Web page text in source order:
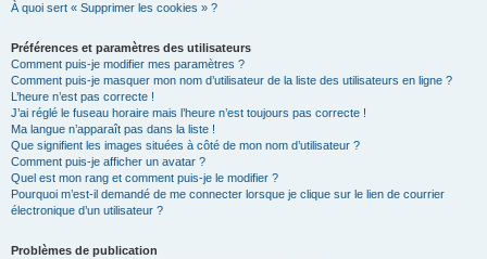
À quoi sert « Supprimer les cookies » ?
Préférences et paramètres des utilisateurs
Comment puis-je modifier mes paramètres ?
Comment puis-je masquer mon nom d’utilisateur de la liste des utilisateurs en ligne ?
L’heure n’est pas correcte !
J’ai réglé le fuseau horaire mais l’heure n’est toujours pas correcte !
Ma langue n’apparaît pas dans la liste !
Que signifient les images situées à côté de mon nom d’utilisateur ?
Comment puis-je afficher un avatar ?
Quel est mon rang et comment puis-je le modifier ?
Pourquoi m’est-il demandé de me connecter lorsque je clique sur le lien de courrier
électronique d’un utilisateur ?
Problèmes de publication